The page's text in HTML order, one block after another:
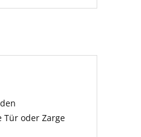
oder Zarge